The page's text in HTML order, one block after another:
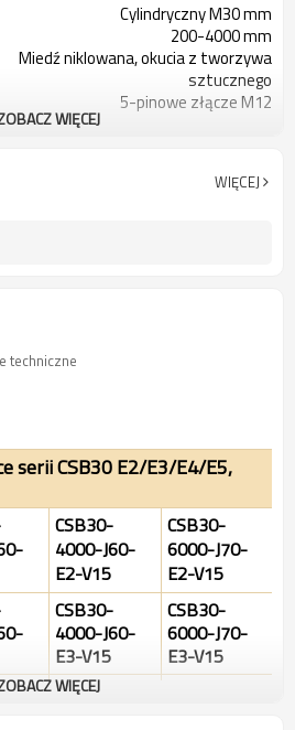
Cylindryczny M30 mm
200-4000 mm
Miedź niklowana, okucia z tworzywa
sztucznego
5-pinowe złącze M12
1 wyjście przełączające NPN, NO/NC
WIĘCEJ
WIĘCEJ
techniczne
serii CSB30 E2/E3/E4/E5,
CSB30-
4000-J60-
E2-V15
CSB30-
6000-J70-
E2-V15
CSB30-
4000-J60-
E3-V15
CSB30-
6000-J70-
E3-V15
CSB30-
WIĘCEJ